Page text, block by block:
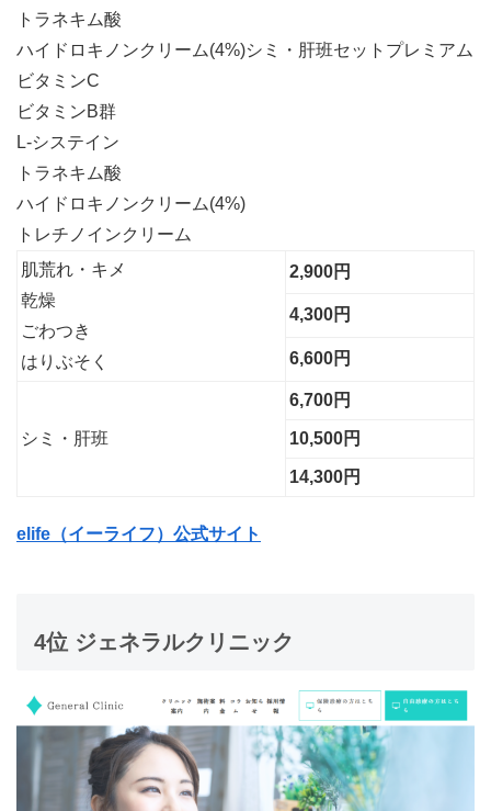
トラネキム酸
ハイドロキノンクリーム(4%)シミ・肝班セットプレミアム
ビタミンC
ビタミンB群
L-システイン
トラネキム酸
ハイドロキノンクリーム(4%)
トレチノインクリーム
肌荒れ・キメ
乾燥
ごわつき
はりぶそく
2,900円
4,300円
6,600円
シミ・肝班
6,700円
10,500円
14,300円
elife（イーライフ）公式サイト
4位 ジェネラルクリニック